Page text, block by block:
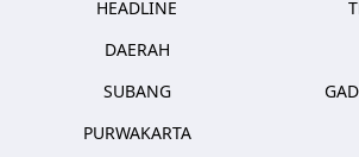
HEADLINE
DAERAH
SUBANG
PURWAKARTA